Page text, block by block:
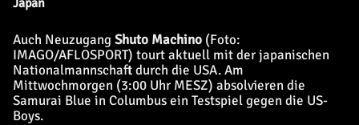
Japan
Auch Neuzugang Shuto Machino (Foto:
IMAGO/AFLOSPORT) tourt aktuell mit der japanischen
Nationalmannschaft durch die USA. Am
Mittwochmorgen (3:00 Uhr MESZ) absolvieren die
Samurai Blue in Columbus ein Testspiel gegen die US-
Boys.